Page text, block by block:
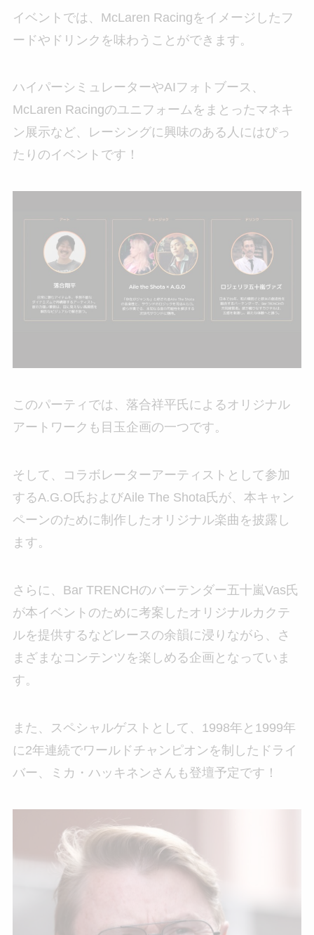
イベントでは、McLaren Racingをイメージしたフ
ードやドリンクを味わうことができます。
ハイパーシミュレーターやAIフォトブース、
McLaren Racingのユニフォームをまとったマネキ
ン展示など、レーシングに興味のある人にはぴっ
たりのイベントです！
このパーティでは、落合祥平氏によるオリジナル
アートワークも目玉企画の一つです。
そして、コラボレーターアーティストとして参加
するA.G.O氏およびAile The Shota氏が、本キャン
ペーンのために制作したオリジナル楽曲を披露し
ます。
さらに、Bar TRENCHのバーテンダー五十嵐Vas氏
が本イベントのために考案したオリジナルカクテ
ルを提供するなどレースの余韻に浸りながら、さ
まざまなコンテンツを楽しめる企画となっていま
す。
また、スペシャルゲストとして、1998年と1999年
に2年連続でワールドチャンピオンを制したドライ
バー、ミカ・ハッキネンさんも登壇予定です！